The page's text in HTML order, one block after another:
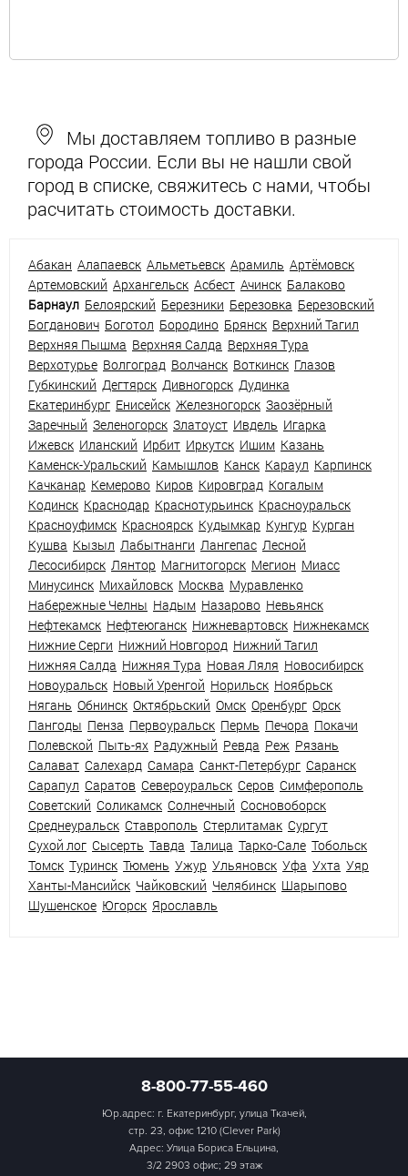
Мы доставляем топливо в разные
города России. Если вы не нашли свой
город в списке, свяжитесь с нами, чтобы
расчитать стоимость доставки.
Абакан Алапаевск Альметьевск Арамиль Артёмовск
Артемовский Архангельск Асбест Ачинск Балаково
Барнаул Белоярский Березники Березовка Березовский
Богданович Боготол Бородино Брянск Верхний Тагил
Верхняя Пышма Верхняя Салда Верхняя Тура
Верхотурье Волгоград Волчанск Воткинск Глазов
Губкинский Дегтярск Дивногорск Дудинка
Екатеринбург Енисейск Железногорск Заозёрный
Заречный Зеленогорск Златоуст Ивдель Игарка
Ижевск Иланский Ирбит Иркутск Ишим Казань
Каменск-Уральский Камышлов Канск Караул Карпинск
Качканар Кемерово Киров Кировград Когалым
Кодинск Краснодар Краснотурьинск Красноуральск
Красноуфимск Красноярск Кудымкар Кунгур Курган
Кушва Кызыл Лабытнанги Лангепас Лесной
Лесосибирск Лянтор Магнитогорск Мегион Миасс
Минусинск Михайловск Москва Муравленко
Набережные Челны Надым Назарово Невьянск
Нефтекамск Нефтеюганск Нижневартовск Нижнекамск
Нижние Серги Нижний Новгород Нижний Тагил
Нижняя Салда Нижняя Тура Новая Ляля Новосибирск
Новоуральск Новый Уренгой Норильск Ноябрьск
Нягань Обнинск Октябрьский Омск Оренбург Орск
Пангоды Пенза Первоуральск Пермь Печора Покачи
Полевской Пыть-ях Радужный Ревда Реж Рязань
Салават Салехард Самара Санкт-Петербург Саранск
Сарапул Саратов Североуральск Серов Симферополь
Советский Соликамск Солнечный Сосновоборск
Среднеуральск Ставрополь Стерлитамак Сургут
Сухой лог Сысерть Тавда Талица Тарко-Сале Тобольск
Томск Туринск Тюмень Ужур Ульяновск Уфа Ухта Уяр
Ханты-Мансийск Чайковский Челябинск Шарыпово
Шушенское Югорск Ярославль
8-800-77-55-460
Юр.адрес: г. Екатеринбург, улица Ткачей,
стр. 23, офис 1210 (Clever Park)
Адрес: Улица Бориса Ельцина,
3/2 2903 офис; 29 этаж